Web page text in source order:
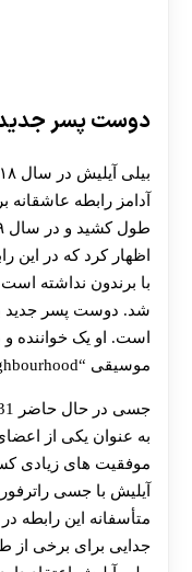
دوست پسر
آدامز رابطه عاشقانه
اظهار کرد که در این
با برندون نداشته
شد. دوست پسر جدید
است. او یک خواننده
موسیقی “The Neighbourhood” شناخته شده است.
به عنوان یکی از
موفقیت‌ های زیادی
متأسفانه این رابطه
جدایی برای برخی از